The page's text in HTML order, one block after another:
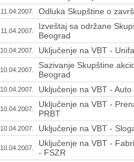
11.04.2007. Odluka Skupštine o
11.04.2007.
Izveštaj sa održane
Beograd
10.04.2007. Uključenje na VBT -
10.04.2007.
Sazivanje Skupštine
Beograd
10.04.2007. Uključenje na VBT -
10.04.2007.
Uključenje na VBT -
PRBT
10.04.2007. Uključenje na VBT -
10.04.2007.
Uključenje na VBT -
- FSZR